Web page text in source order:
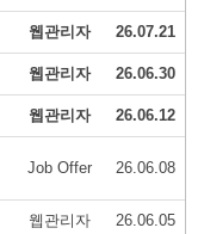
웹관리자 26.07.21
웹관리자 26.06.30
웹관리자 26.06.12
Job Offer 26.06.08
웹관리자 26.06.05